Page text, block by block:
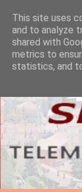
This site uses
and to analyze
shared with
metrics to
statistics, and